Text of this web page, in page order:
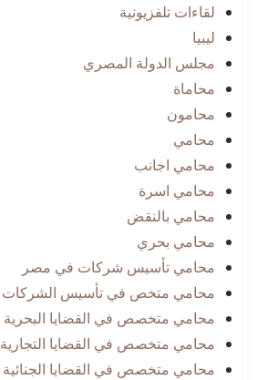
لقاءات تلفزيونية
ليبيا
مجلس الدولة المصري
محاماة
محامون
محامي
محامي اجانب
محامي اسرة
محامي بالنقض
محامي بحري
محامي تأسيس شركات في مصر
محامي متخص في تأسيس الشركات
محامي متخصص في القضايا البحرية
محامي متخصص في القضايا التجارية
محامي متخصص في القضايا الجنائية